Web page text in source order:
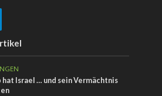
hat Israel … und sein Vermächtnis